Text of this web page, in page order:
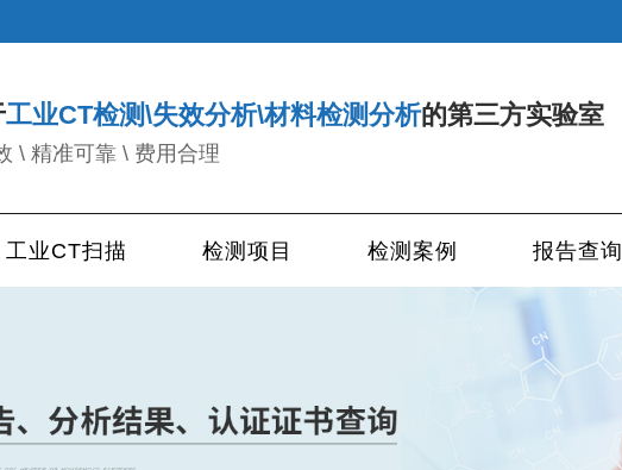
工业CT检测\失效分析\材料检测分析的第三方实验室
\ 精准可靠 \ 费用合理
工业CT扫描 检测项目 检测案例 报告查询